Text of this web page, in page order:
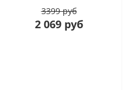
3399 руб
2 069 руб